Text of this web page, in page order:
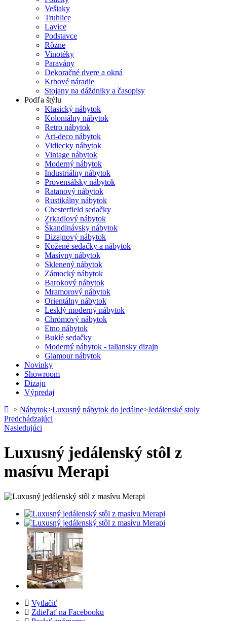
Vešiaky
Truhlice
Lavice
Podstavce
Rôzne
Vinotéky
Paravány
Dekoračné dvere a okná
Krbové náradie
Stojany na dáždniky a časopisy
Podľa štýlu
Klasický nábytok
Koloniálny nábytok
Retro nábytok
Art-deco nábytok
Vidiecky nábytok
Vintage nábytok
Moderný nábytok
Industriálny nábytok
Provensálsky nábytok
Ratanový nábytok
Rustikálny nábytok
Chesterfield sedačky
Zrkadlový nábytok
Škandinávsky nábytok
Dizajnový nábytok
Kožené sedačky a nábytok
Masívny nábytok
Sklenený nábytok
Zámocký nábytok
Barokový nábytok
Mramorový nábytok
Orientálny nábytok
Lesklý moderný nábytok
Chrómový nábytok
Etno nábytok
Buklé sedačky
Moderný nábytok - taliansky dizajn
Glamour nábytok
Novinky
Showroom
Dizajn
Výpredaj
> Nábytok>Luxusný nábytok do jedálne>Jedálenské stoly
Predchádzajúci
Nasledujúci
Luxusný jedálenský stôl z
masívu Merapi
Vytlačiť
Zdieľať na Facebooku